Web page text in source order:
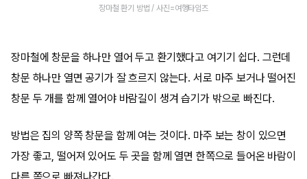
장마철 환기 방법 / 사진=여행타임즈
장마철에 창문을 하나만 열어 두고 환기했다고 여기기 쉽다. 그런데
창문 하나만 열면 공기가 잘 흐르지 않는다. 서로 마주 보거나 떨어진
창문 두 개를 함께 열어야 바람길이 생겨 습기가 밖으로 빠진다.
방법은 집의 양쪽 창문을 함께 여는 것이다. 마주 보는 창이 있으면
가장 좋고, 떨어져 있어도 두 곳을 함께 열면 한쪽으로 들어온 바람이